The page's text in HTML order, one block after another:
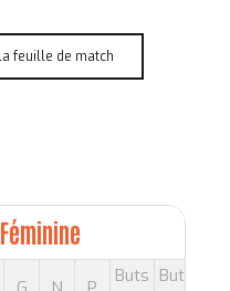
feuille de match
Buts Buts